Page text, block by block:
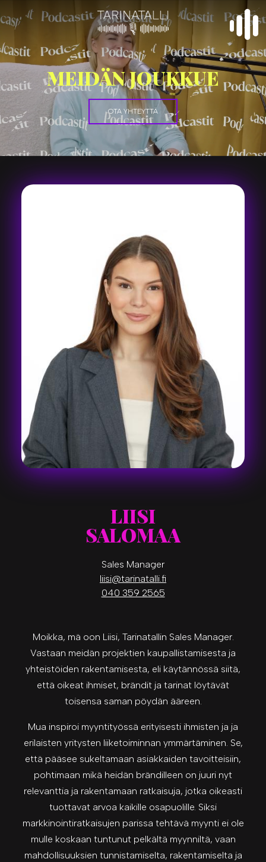
MEIDÄN JOUKKUE
OTA YHTEYTTÄ
LIISI
SALOMAA
Sales Manager
liisi@tarinatalli.fi
040 359 2565
Moikka, mä oon Liisi, Tarinatallin Sales Manager.
Vastaan meidän projektien kaupallistamisesta ja
yhteistöiden rakentamisesta, eli käytännössä siitä,
että oikeat ihmiset, brändit ja tarinat löytävät
toisensa saman pöydän ääreen.
Mua inspiroi myyntityössä erityisesti ihmisten ja ja
erilaisten yritysten liiketoiminnan ymmärtäminen. Se,
että pääsee sukeltamaan asiakkaiden tavoitteisiin,
pohtimaan mikä heidän brändilleen on juuri nyt
relevanttia ja rakentamaan ratkaisuja, jotka oikeasti
tuottavat arvoa kaikille osapuolille. Siksi
markkinointiratkaisujen parissa tehtävä myynti ei ole
mulle koskaan tuntunut pelkältä myynniltä, vaan
mahdollisuuksien tunnistamiselta, rakentamiselta ja